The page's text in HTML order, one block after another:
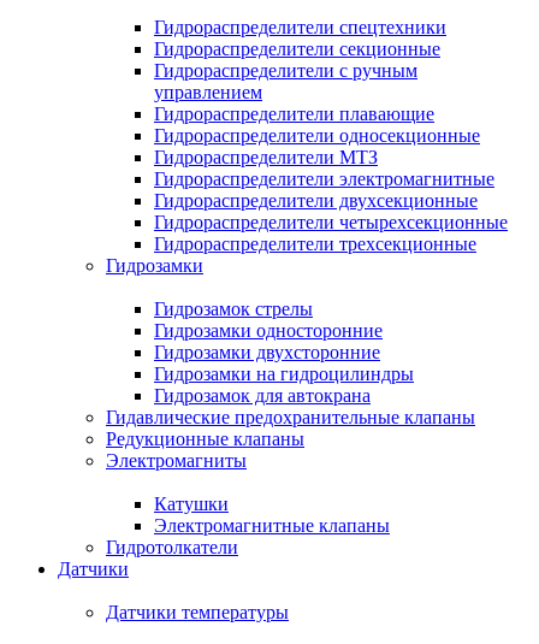
Гидрораспределители спецтехники
Гидрораспределители секционные
Гидрораспределители с ручным
управлением
Гидрораспределители плавающие
Гидрораспределители односекционные
Гидрораспределители МТЗ
Гидрораспределители электромагнитные
Гидрораспределители двухсекционные
Гидрораспределители четырехсекционные
Гидрораспределители трехсекционные
Гидрозамки
Гидрозамок стрелы
Гидрозамки односторонние
Гидрозамки двухсторонние
Гидрозамки на гидроцилиндры
Гидрозамок для автокрана
Гидавлические предохранительные клапаны
Редукционные клапаны
Электромагниты
Катушки
Электромагнитные клапаны
Гидротолкатели
Датчики
Датчики температуры